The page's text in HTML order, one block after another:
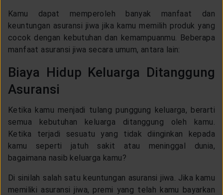
Kamu dapat memperoleh banyak manfaat dan
keuntungan asuransi jiwa jika kamu memilih produk yang
cocok dengan kebutuhan dan kemampuanmu. Beberapa
manfaat asuransi jiwa secara umum, antara lain:
Biaya Hidup Keluarga Ditanggung
Asuransi
Ketika kamu menjadi tulang punggung keluarga, berarti
semua kebutuhan keluarga ditanggung oleh kamu.
Ketika terjadi sesuatu yang tidak diinginkan kepada
kamu seperti jatuh sakit atau meninggal dunia,
bagaimana nasib keluarga kamu?
Di sinilah salah satu keuntungan asuransi jiwa. Jika kamu
memiliki asuransi jiwa, premi yang telah kamu bayarkan